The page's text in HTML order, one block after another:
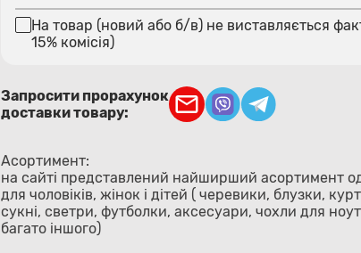
На товар (новий або б/в) не виставляється
15% комісія)
Запросити прорахунок
доставки товару:
Асортимент:
на сайті представлений найширший асортимент
для чоловіків, жінок і дітей ( черевики, блузки,
сукні, светри, футболки, аксесуари, чохли для
багато іншого)